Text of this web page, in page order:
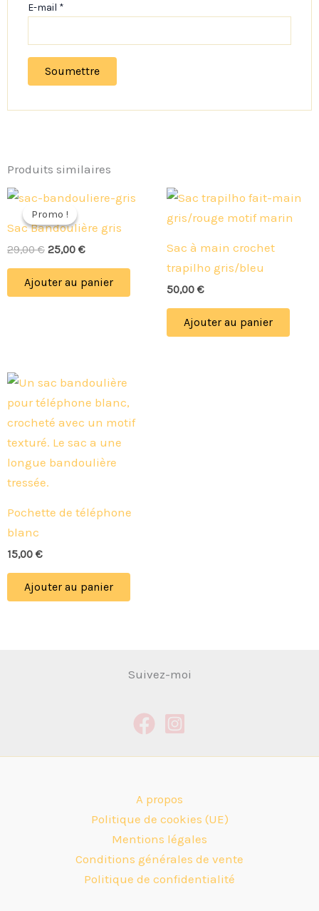
E-mail *
Produits similaires
Promo !
Promo !
Sac Bandoulière gris
29,00€
Le
initial
était :
29,00 €.
25,00 €
Le
est :
25,00 €.
Ajouter au panier
Sac à main crochet
trapilho gris/bleu
50,00 €
Ajouter au panier
Pochette de téléphone
blanc
15,00 €
Ajouter au panier
Suivez-moi
A propos
Politique de cookies (UE)
Mentions légales
Conditions générales de vente
Politique de confidentialité